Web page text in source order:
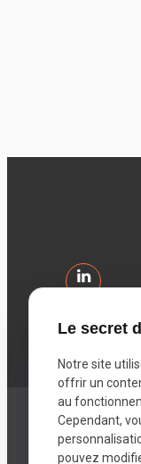
Votre
Le secret
Notre site
offrir un
au
Cependant,
pouvez